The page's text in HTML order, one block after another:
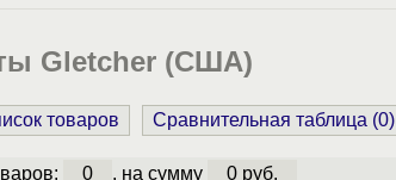
Gletcher (США)
товаров Сравнительная таблица (0)
0 , на сумму 0 руб.